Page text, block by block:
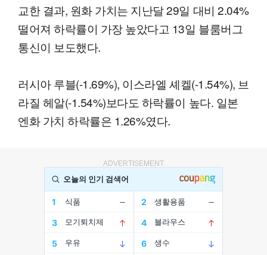
교한 결과, 원화 가치는 지난달 29일 대비 2.04%
떨어져 하락률이 가장 높았다고 13일 블룸버그
통신이 보도했다.
러시아 루블(-1.69%), 이스라엘 셰켈(-1.54%), 브
라질 헤알(-1.54%)보다도 하락률이 높다. 일본
엔화 가치 하락률은 1.26%였다.
ADVERTISEMENT